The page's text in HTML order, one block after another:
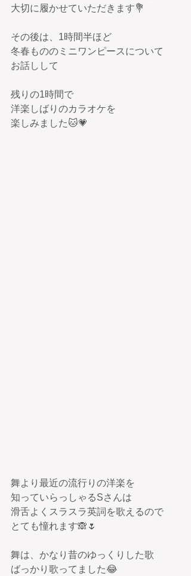
大切に履かせていただきます💐
その後は、1時間半ほど
冬春もののミニワンピースについて
お話しして
残りの1時間で
洋楽しばりのカラオケを
楽しみました🐱💗
舞より最近の流行りの洋楽を
知っていらっしゃるSさんは
滑舌よくスラスラ英詞を歌えるので
とても憧れます🙈🌷
舞は、かなり昔のゆっくりした歌
ばっかり歌ってました😂